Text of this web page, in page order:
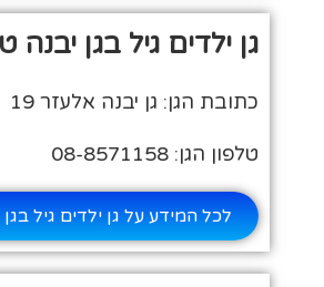
גן ילדים גיל בגן יבנה
כתובת הגן: גן יבנה אלעזר 19
טלפון הגן: 08-8571158
לכל המידע על גן ילדים גיל בגן